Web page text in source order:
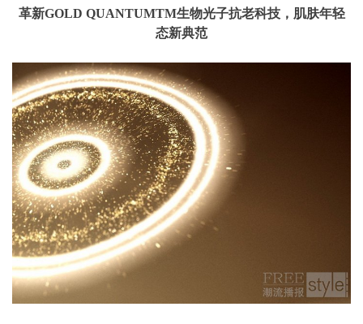
革新GOLD QUANTUMTM生物光子抗老科技，肌肤年轻
态新典范